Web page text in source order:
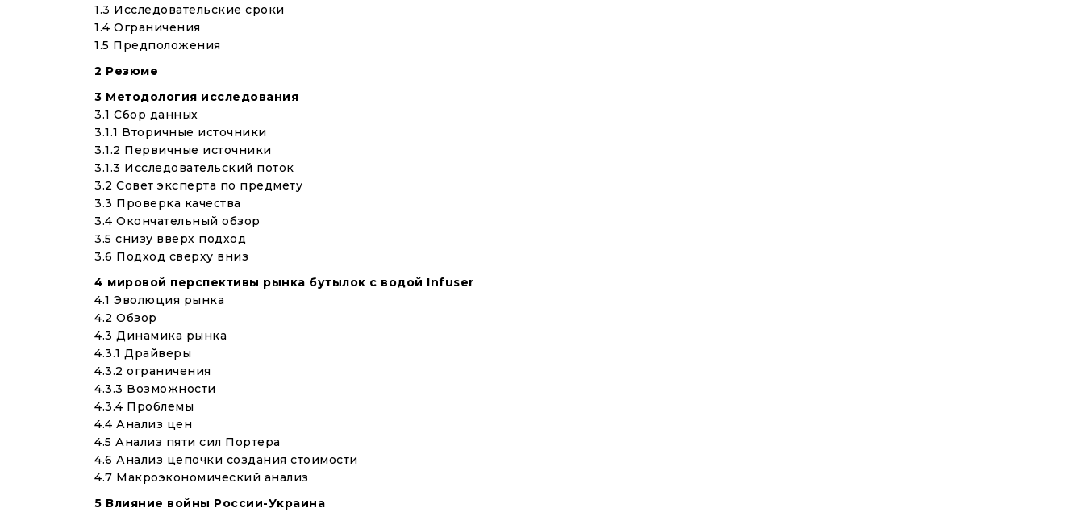
1.3 Исследовательские сроки
1.4 Ограничения
1.5 Предположения
2 Резюме
3 Методология исследования
3.1 Сбор данных
3.1.1 Вторичные источники
3.1.2 Первичные источники
3.1.3 Исследовательский поток
3.2 Совет эксперта по предмету
3.3 Проверка качества
3.4 Окончательный обзор
3.5 снизу вверх подход
3.6 Подход сверху вниз
4 мировой перспективы рынка бутылок с водой Infuser
4.1 Эволюция рынка
4.2 Обзор
4.3 Динамика рынка
4.3.1 Драйверы
4.3.2 ограничения
4.3.3 Возможности
4.3.4 Проблемы
4.4 Анализ цен
4.5 Анализ пяти сил Портера
4.6 Анализ цепочки создания стоимости
4.7 Макроэкономический анализ
5 Влияние войны России-Украина